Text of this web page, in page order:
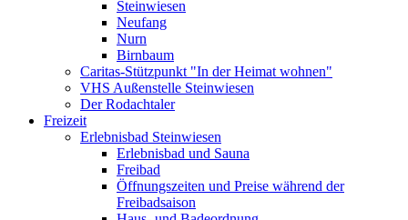
Steinwiesen
Neufang
Nurn
Birnbaum
Caritas-Stützpunkt "In der Heimat wohnen"
VHS Außenstelle Steinwiesen
Der Rodachtaler
Freizeit
Erlebnisbad Steinwiesen
Erlebnisbad und Sauna
Freibad
Öffnungszeiten und Preise während der
Freibadsaison